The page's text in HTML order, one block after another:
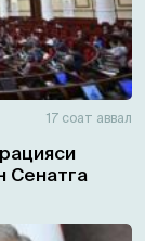
17 соат аввал
Сенатга